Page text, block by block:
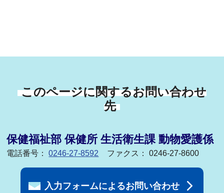
このページに関するお問い合わせ
先
保健福祉部 保健所 生活衛生課 動物愛護係
電話番号：0246-27-8592 ファクス： 0246-27-8600
入力フォームによるお問い合わせ